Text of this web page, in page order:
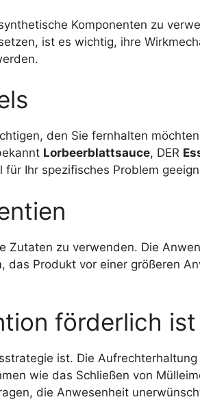
Komponenten zu
ist es wichtig, ihre
den Sie fernhalten
Lorbeerblattsauce, DER
Ihr spezifisches Problem
Zutaten zu verwenden. Die
Produkt vor einer größeren
förderlich ist
ist. Die
wie das Schließen von
die Anwesenheit